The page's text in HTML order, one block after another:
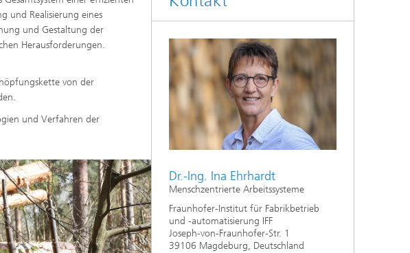
und Realisierung eines
und Gestaltung der
Herausforderungen.
von der
und Verfahren der
Dr.-Ing. Ina Ehrhardt
Menschzentrierte Arbeitssysteme
Fraunhofer-Institut für Fabrikbetrieb
und -automatisierung IFF
Joseph-von-Fraunhofer-Str. 1
39106 Magdeburg, Deutschland